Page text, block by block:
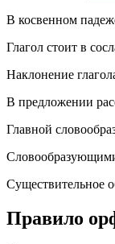
В косвенном
Глагол стоит в
Наклонение
В предложении
Главной
Существительное
Правило